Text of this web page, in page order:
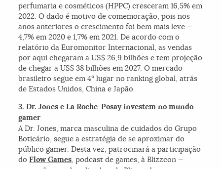
perfumaria e cosméticos (HPPC) cresceram 16,5% em
2022. O dado é motivo de comemoração, pois nos
anos anteriores o crescimento foi bem mais leve —
4,7% em 2020 e 1,7% em 2021. De acordo com o
relatório da Euromonitor Internacional, as vendas
por aqui chegaram a US$ 26,9 bilhões e tem projeção
de chegar a US$ 38 bilhões em 2027. O mercado
brasileiro segue em 4º lugar no ranking global, atrás
de Estados Unidos, China e Japão.
3. Dr. Jones eLa Roche-Posayinvestem no mundo
gamer
A Dr. Jones, marca masculina de cuidados do Grupo
Boticário, segue a estratégia de se aproximar do
público gamer. Desta vez, patrocinará a participação
doFlow Games, podcast de games, à Blizzcon —